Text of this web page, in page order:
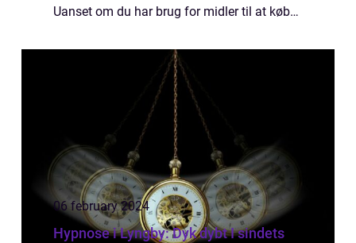
Uanset om du har brug for midler til at købe
gæld, kan et l&arin...
06 february 2024
Hypnose i Lyngby: Dyk dybt I sindets